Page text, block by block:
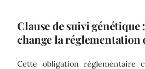
Clause de suivi génétique
change la réglementation
Cette obligation réglementaire